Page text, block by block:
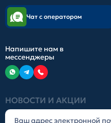
НОВОСТИ И АКЦИИ
Чат с оператором
Напишите нам в
мессенджеры